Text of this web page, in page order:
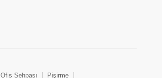
Ofis Sehpası Pişirme